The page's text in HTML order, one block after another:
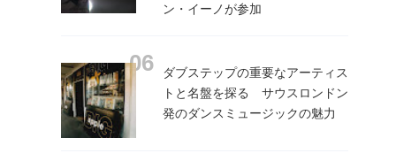
ン・イーノが参加
ダブステップの重要なアーティス
トと名盤を探る サウスロンドン
発のダンスミュージックの魅力